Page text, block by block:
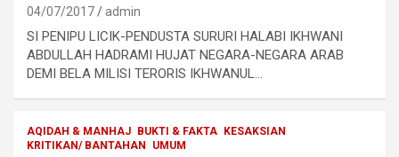
04/07/2017 admin
SI PENIPU LICIK-PENDUSTA SURURI HALABI IKHWANI
ABDULLAH HADRAMI HUJAT NEGARA-NEGARA ARAB
DEMI BELA MILISI TERORIS IKHWANUL…
AQIDAH & MANHAJ BUKTI & FAKTA
KESAKSIAN
KRITIKAN/ BANTAHAN
UMUM